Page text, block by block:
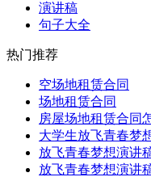
演讲稿
句子大全
热门推荐
空场地租赁合同
场地租赁合同
房屋场地租赁合同
大学生放飞青春梦
放飞青春梦想演讲
放飞青春梦想演讲